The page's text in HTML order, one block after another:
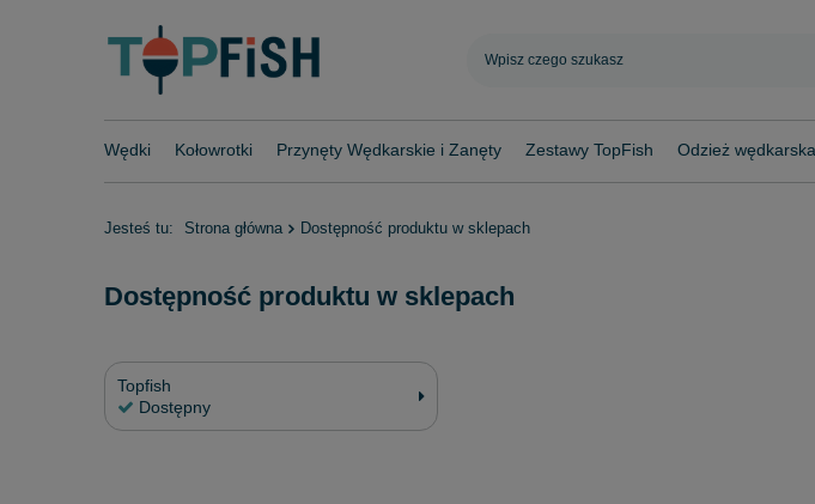
Wędki Kołowrotki Przynęty Wędkarskie i Zanęty Zestawy TopFish Odzież wędkarska
Jesteś tu: Strona główna Dostępność produktu w sklepach
Dostępność produktu w sklepach
Topfish
Dostępny